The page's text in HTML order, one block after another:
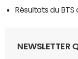
Résultats du BTS
NEWSLETTER